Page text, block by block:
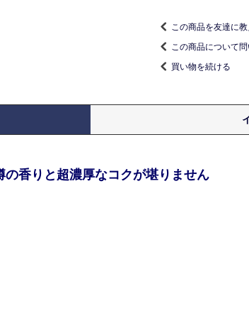
この商品を友達に
この商品について
買い物を続ける
香りと超濃厚なコクが堪りません